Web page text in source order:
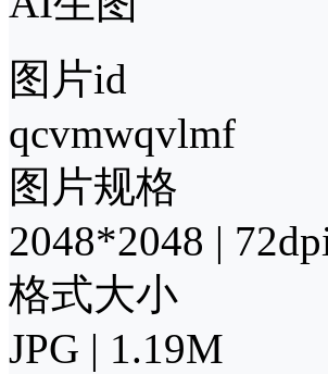
图片id
qcvmwqvlmf
图片规格
2048*2048 |
格式大小
JPG | 1.19M